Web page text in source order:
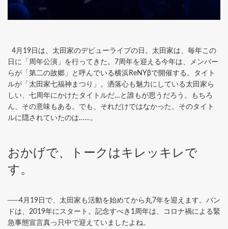
4月19日は、太田家のデビューライブの日。太田家は、毎年この
日に「周年公演」を行ってきた。7周年を迎える今年は、メンバー
らが「第二の故郷」と呼んでいる横浜ReNYβで開催する。タイト
ルが「太田家七福神まつり」。洒落心も魅力にしている太田家ら
しい、七周年にかけたタイトルだ…と誰もが思うだろう。もちろ
ん、その意味もある。でも、それだけではなかった。そのタイト
ルに隠されていたのは……。
おかげで、トークはキレッキレで
す。
──4月19日で、太田家も活動を始めてから丸7年を迎えます。バン
ドは、2019年にスタート。記念すべき1周年は、コロナ禍による緊
急事態宣言真っ只中で迎えていましたよね。